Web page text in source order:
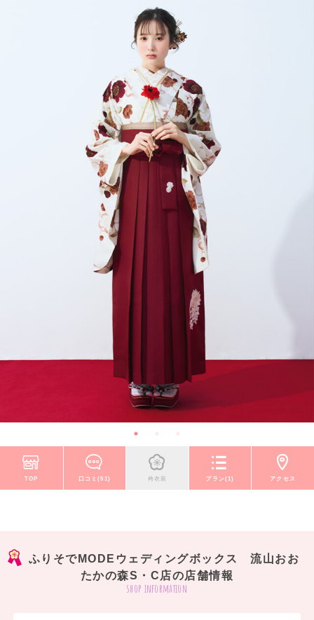
TOP 口コミ(51) 袴衣装 プラン(1) アクセス
ふりそでMODEウェディングボックス 流山おお
たかの森S・C店の店舗情報
shop information